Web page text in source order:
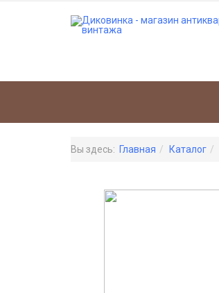
Вы здесь: Главная Каталог